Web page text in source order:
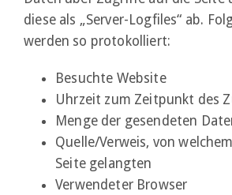
diese als „Server-Logfiles“ ab.
werden so protokolliert:
Besuchte Website
Uhrzeit zum Zeitpunkt des
Menge der gesendeten
Quelle/Verweis, von
Seite gelangten
Verwendeter Browser